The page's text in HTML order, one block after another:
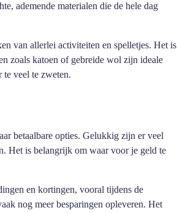
ademende materialen die de hele dag
van allerlei activiteiten en spelletjes. Het is
zoals katoen of gebreide wol zijn ideale
te veel te zweten.
betaalbare opties. Gelukkig zijn er veel
Het is belangrijk om waar voor je geld te
en kortingen, vooral tijdens de
nog meer besparingen opleveren. Het